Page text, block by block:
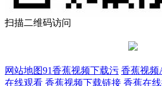
扫描二维码访问
网站地图91香蕉视频下载污 香蕉视频
在线观看 香蕉视频下载链接 香蕉在